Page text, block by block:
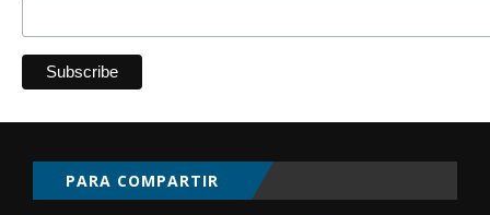
PARA COMPARTIR